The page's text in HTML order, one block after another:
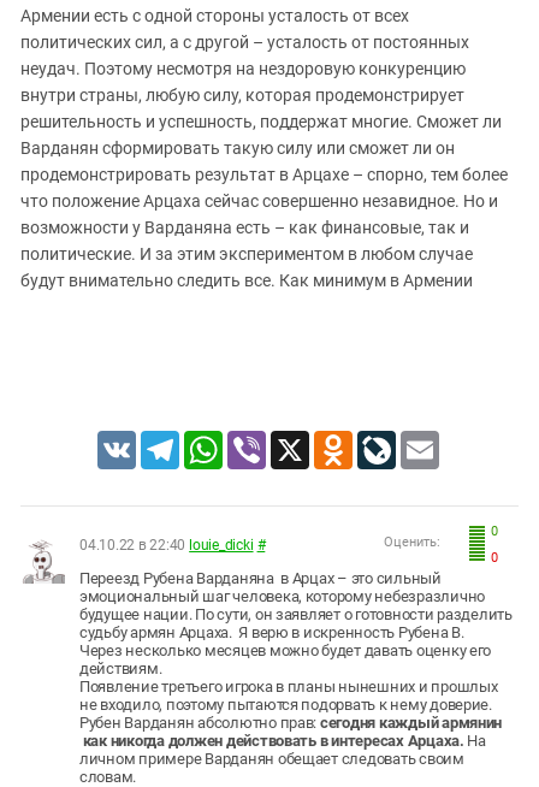
Армении есть с одной стороны усталость от всех
политических сил, а с другой – усталость от постоянных
неудач. Поэтому несмотря на нездоровую конкуренцию
внутри страны, любую силу, которая продемонстрирует
решительность и успешность, поддержат многие. Сможет ли
Варданян сформировать такую силу или сможет ли он
продемонстрировать результат в Арцахе – спорно, тем более
что положение Арцаха сейчас совершенно незавидное. Но и
возможности у Варданяна есть – как финансовые, так и
политические. И за этим экспериментом в любом случае
будут внимательно следить все. Как минимум в Армении
VK TelegramWhatsApp
Viber X Odnoklassniki
LiveJournal
Email
0
0
Оценить:
04.10.22 в 22:40 louie_dicki #
Переезд Рубена Варданяна в Арцах – это сильный
эмоциональный шаг человека, которому небезразлично
будущее нации. По сути, он заявляет о готовности разделить
судьбу армян Арцаха. Я верю в искренность Рубена В.
Через несколько месяцев можно будет давать оценку его
действиям.
Появление третьего игрока в планы нынешних и прошлых
не входило, поэтому пытаются подорвать к нему доверие.
Рубен Варданян абсолютно прав: сегодня каждый армянин
как никогда должен действовать в интересах Арцаха. На
личном примере Варданян обещает следовать своим
словам.